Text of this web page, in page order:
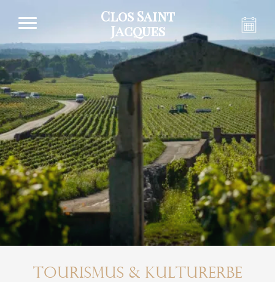
Clos Saint
Jacques
Tourismus & Kulturerbe